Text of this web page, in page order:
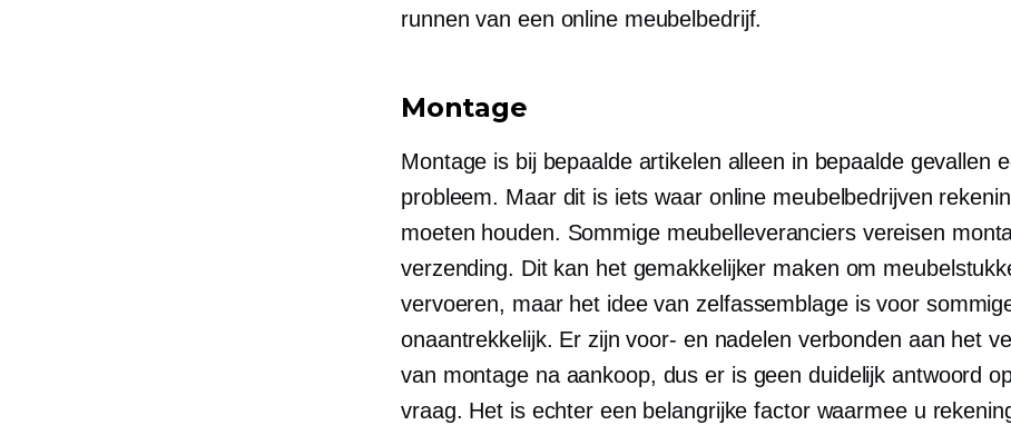
runnen van een online meubelbedrijf.
Montage
Montage is bij bepaalde artikelen alleen in bepaalde gevallen
probleem. Maar dit is iets waar online meubelbedrijven
moeten houden. Sommige meubelleveranciers vereisen
verzending. Dit kan het gemakkelijker maken om
vervoeren, maar het idee van zelfassemblageis voor
onaantrekkelijk. Er zijn voor- en nadelen verbonden aan het
van montage na aankoop, dus er is geen duidelijk antwoord
vraag. Het is echter een belangrijke factor waarmee u